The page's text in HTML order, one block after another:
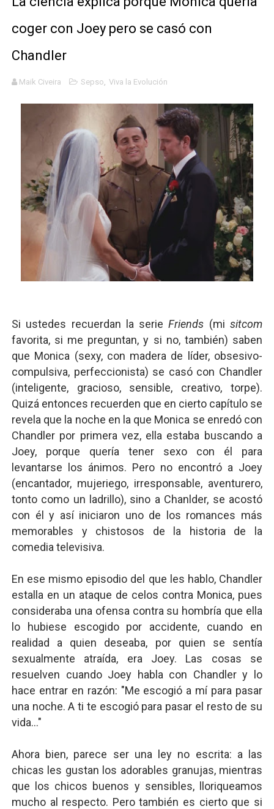
Mario: La epopeya del fontanero - Parte II
coger con Joey pero se casó con
Chandler
Maik Civeira Sepso, Viva la Evolución
Si ustedes recuerdan la serieFriends (misitcom
favorita, si me preguntan, y si no, también) saben
que Monica (sexy, con madera de líder, obsesivo-
compulsiva, perfeccionista) se casó con Chandler
(inteligente, gracioso, sensible, creativo, torpe).
Quizá entonces recuerden que en cierto capítulo se
revela que la noche en la que Monica se enredó con
Chandler por primera vez, ella estaba buscando a
Joey, porque quería tener sexo con él para
levantarse los ánimos. Pero no encontró a Joey
(encantador, mujeriego, irresponsable, aventurero,
tonto como un ladrillo), sino a Chanlder, se acostó
con él y así iniciaron uno de los romances más
memorables y chistosos de la historia de la
comedia televisiva.
En ese mismo episodio del que les hablo, Chandler
estalla en un ataque de celos contra Monica, pues
consideraba una ofensa contra su hombría que ella
lo hubiese escogido por accidente, cuando en
realidad a quien deseaba, por quien se sentía
sexualmente atraída, era Joey. Las cosas se
resuelven cuando Joey habla con Chandler y lo
hace entrar en razón: "Me escogió a mí para pasar
una noche. A ti te escogió para pasar el resto de su
vida..."
Ahora bien, parece ser una ley no escrita: a las
chicas les gustan los adorables granujas, mientras
que los chicos buenos y sensibles, lloriqueamos
mucho al respecto. Pero también es cierto que si